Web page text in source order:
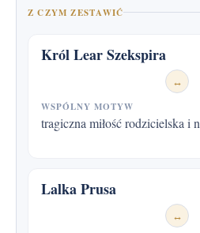
Z CZYM ZESTAWIĆ
Król Lear Szekspira
↔
WSPÓLNY MOTYW
tragiczna miłość rodzicielska i
Lalka Prusa
↔